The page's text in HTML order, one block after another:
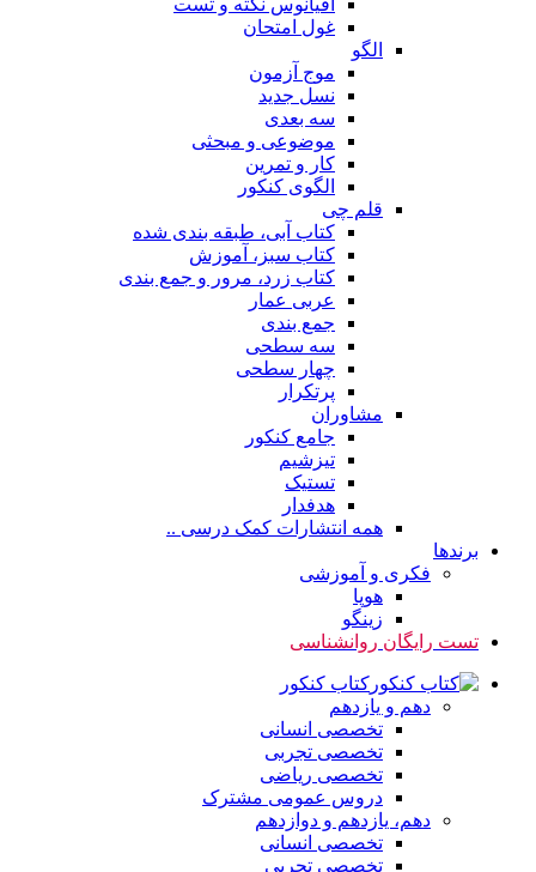
اقیانوس نکته و تست
غول امتحان
الگو
موج آزمون
نسل جدید
سه بعدی
موضوعی و مبحثی
کار و تمرین
الگوی کنکور
قلم چی
کتاب آبی، طبقه بندی شده
کتاب سبز، آموزش
کتاب زرد، مرور و جمع بندی
عربی عمار
جمع بندی
سه سطحی
چهار سطحی
پرتکرار
مشاوران
جامع کنکور
تیزشیم
تستیک
هدفدار
همه انتشارات کمک درسی ..
برندها
فکری و آموزشی
هوپا
زینگو
تست رایگان روانشناسی
کتاب کنکور
دهم و یازدهم
تخصصی انسانی
تخصصی تجربی
تخصصی ریاضی
دروس عمومی مشترک
دهم، یازدهم و دوازدهم
تخصصی انسانی
تخصصی تجربی